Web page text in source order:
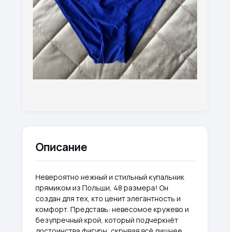
Описание
Невероятно нежный и стильный купальник
прямиком из Польши, 48 размера! Он
создан для тех, кто ценит элегантность и
комфорт. Представь: невесомое кружево и
безупречный крой, который подчеркнёт